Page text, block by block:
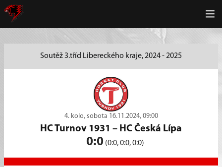
Soutěž 3.tříd Libereckého kraje, 2024 - 2025
4. kolo, sobota 16.11.2024, 09:00
HC Turnov 1931 – HC Česká Lípa
0:0 (0:0, 0:0, 0:0)